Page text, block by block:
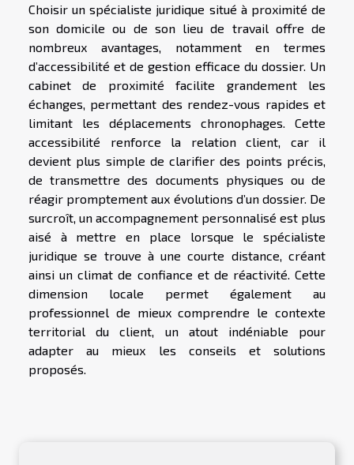
Choisir un spécialiste juridique situé à proximité de
son domicile ou de son lieu de travail offre de
nombreux avantages, notamment en termes
d’accessibilité et de gestion efficace du dossier. Un
cabinet de proximité facilite grandement les
échanges, permettant des rendez-vous rapides et
limitant les déplacements chronophages. Cette
accessibilité renforce la relation client, car il
devient plus simple de clarifier des points précis,
de transmettre des documents physiques ou de
réagir promptement aux évolutions d’un dossier. De
surcroît, un accompagnement personnalisé est plus
aisé à mettre en place lorsque le spécialiste
juridique se trouve à une courte distance, créant
ainsi un climat de confiance et de réactivité. Cette
dimension locale permet également au
professionnel de mieux comprendre le contexte
territorial du client, un atout indéniable pour
adapter au mieux les conseils et solutions
proposés.